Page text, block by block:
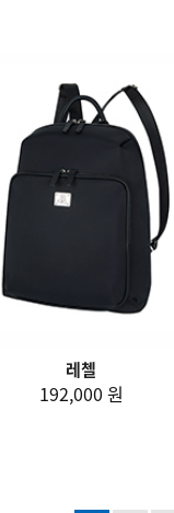
레첼
192,000 원